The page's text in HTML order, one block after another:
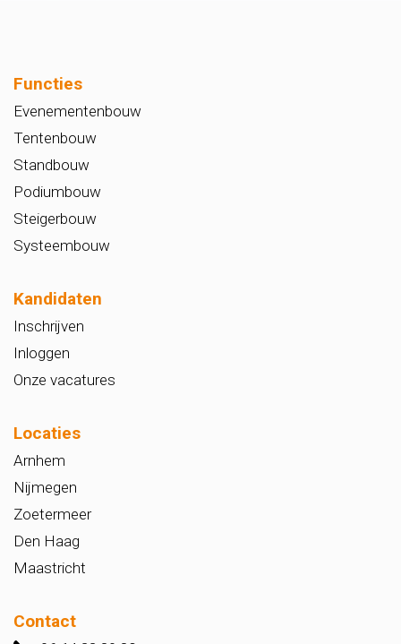
Functies
Evenementenbouw
Tentenbouw
Standbouw
Podiumbouw
Steigerbouw
Systeembouw
Kandidaten
Inschrijven
Inloggen
Onze vacatures
Locaties
Arnhem
Nijmegen
Zoetermeer
Den Haag
Maastricht
Contact